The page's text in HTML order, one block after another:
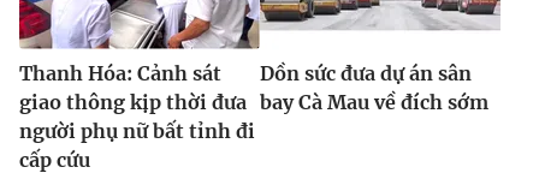
Thanh Hóa: Cảnh sát
giao thông kịp thời đưa
người phụ nữ bất tỉnh đi
cấp cứu
Dồn sức đưa dự án sân
bay Cà Mau về đích sớm